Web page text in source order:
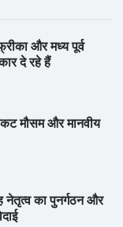
और मध्य पूर्व
दे रहे हैं
मौसम और मानवीय
नेतृत्व का पुनर्गठन और